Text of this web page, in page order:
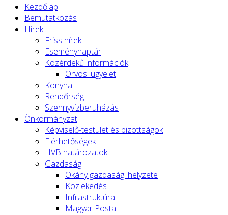
Kezdőlap
Bemutatkozás
Hírek
Friss hírek
Eseménynaptár
Közérdekű információk
Orvosi ügyelet
Konyha
Rendőrség
Szennyvízberuházás
Önkormányzat
Képviselő-testület és bizottságok
Elérhetőségek
HVB határozatok
Gazdaság
Okány gazdasági helyzete
Közlekedés
Infrastruktúra
Magyar Posta